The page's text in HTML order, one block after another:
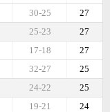
27
30-25
27
25-23
27
17-18
25
32-27
25
24-22
24
19-21